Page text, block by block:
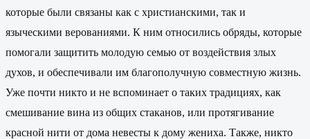
которые были связаны как с христианскими, так и
языческими верованиями. К ним относились обряды, которые
помогали защитить молодую семью от воздействия злых
духов, и обеспечивали им благополучную совместную жизнь.
Уже почти никто и не вспоминает о таких традициях, как
смешивание вина из общих стаканов, или протягивание
красной нити от дома невесты к дому жениха. Также, никто